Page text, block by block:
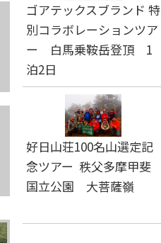
ゴアテックスブランド 特
別コラボレーションツア
ー 白馬乗鞍岳登頂 1
泊2日
好日山荘100名山選定記
念ツアー 秩父多摩甲斐
国立公園 大菩薩嶺